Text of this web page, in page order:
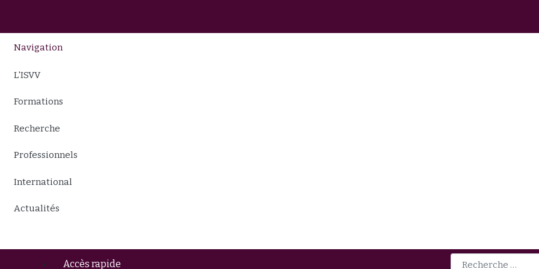
Navigation
L'ISVV
Formations
Recherche
Professionnels
International
Actualités
Accès rapide